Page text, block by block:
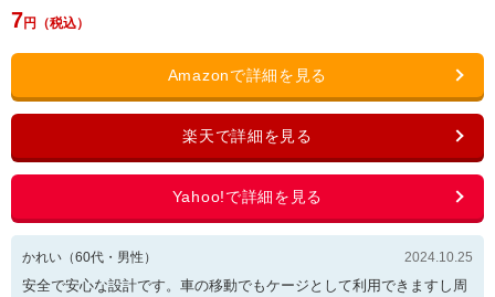
7
かれい （60代・ 男性 ） 2024.10.25
安全で安心な設計です。車の移動でもケージとして利用できますし周